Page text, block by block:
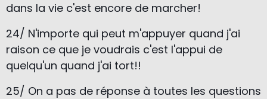
dans la vie c'est encore de marcher!
24/ N'importe qui peut m'appuyer quand j'ai
raison ce que je voudrais c'est l'appui de
quelqu'un quand j'ai tort!!
25/ On a pas de réponse à toutes les questions